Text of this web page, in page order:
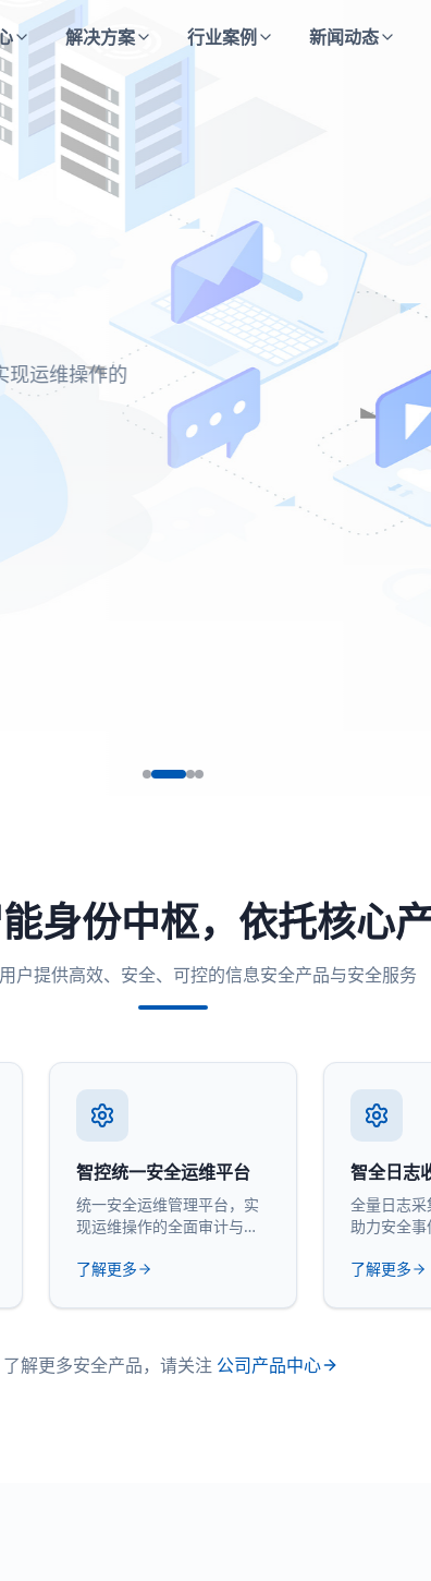
解决方案 行业案例 新闻动态
成本通过等级保
现运维操作的
持续监测的安全
问都经过严格验
身份中枢，依托核心
户提供高效、安全、可控的信息安全产品与安全服务
智控统一安全运维平台
统一安全运维管理平台，实
现运维操作的全面审计与管
了解更多
智全日志
全量日志采
助力安全事
了解更多
了解更多安全产品，请关注 公司产品中心